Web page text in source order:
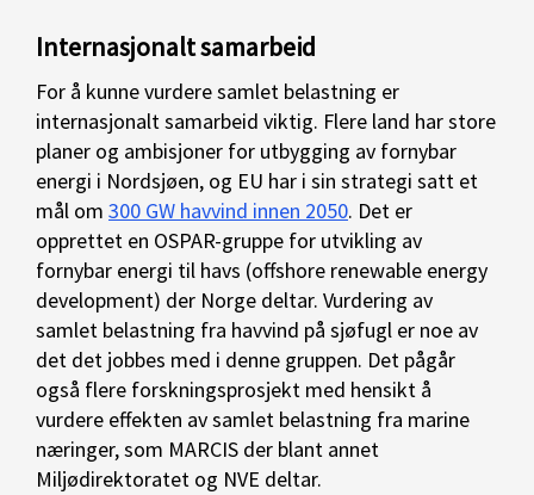
Internasjonalt samarbeid
For å kunne vurdere samlet belastning er
internasjonalt samarbeid viktig. Flere land har store
planer og ambisjoner for utbygging av fornybar
energi i Nordsjøen, og EU har i sin strategi satt et
mål om 300 GW havvind innen 2050. Det er
opprettet en OSPAR-gruppe for utvikling av
fornybar energi til havs (offshore renewable energy
development) der Norge deltar. Vurdering av
samlet belastning fra havvind på sjøfugl er noe av
det det jobbes med i denne gruppen. Det pågår
også flere forskningsprosjekt med hensikt å
vurdere effekten av samlet belastning fra marine
næringer, som MARCIS der blant annet
Miljødirektoratet og NVE deltar.